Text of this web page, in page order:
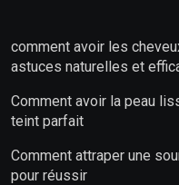
comment avoir les
astuces naturelles et
Comment avoir la peau
teint parfait
Comment attraper une
pour réussir